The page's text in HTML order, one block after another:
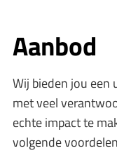
Aanbod
Wij bieden jou een
met veel
echte impact te
volgende